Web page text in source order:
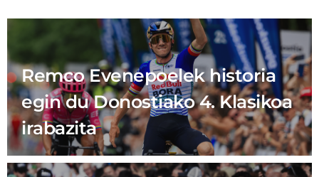
Remco Evenepoelek historia
egin du Donostiako 4. Klasikoa
irabazita